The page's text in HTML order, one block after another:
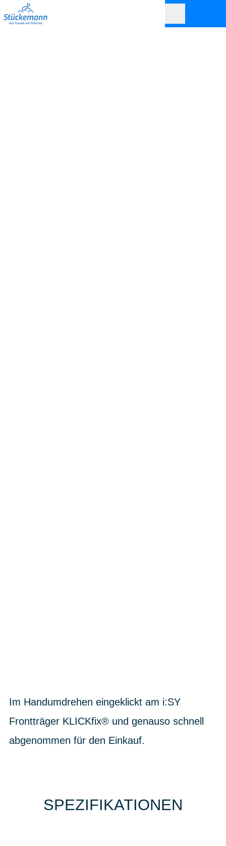
Im Handumdrehen eingeklickt am i:SY
Frontträger KLICKfix® und genauso schnell
abgenommen für den Einkauf.
SPEZIFIKATIONEN